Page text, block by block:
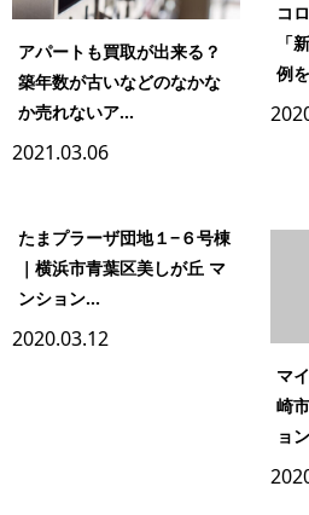
アパートも買取が出来る？
築年数が古いなどのなかな
か売れないア...
2021.03.06
コ
「
例
たまプラーザ団地１−６号棟
｜横浜市青葉区美しが丘 マ
ンション...
2020.03.12
マ
崎
ョ